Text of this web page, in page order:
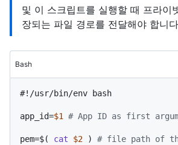
및 이 스크립트를 실행할 때 프라이
장되는 파일 경로를 전달해야 합니
Bash
#!/usr/bin/env bash
app_id=$1 # App ID as first
pem=$( cat $2 ) # file path of